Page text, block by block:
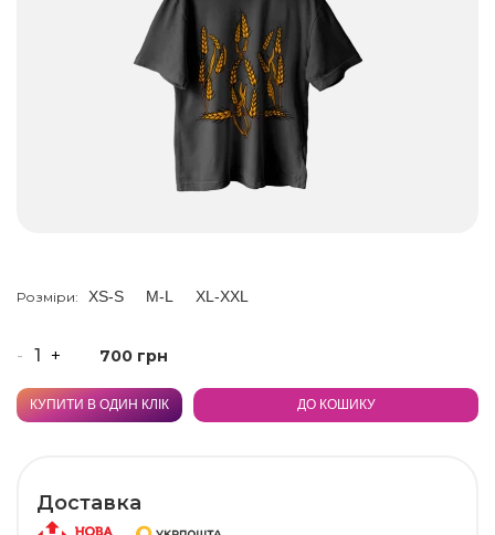
Розміри: XS-S M-L XL-XXL
- + 700 грн
КУПИТИ В ОДИН КЛІК ДО КОШИКУ
Доставка